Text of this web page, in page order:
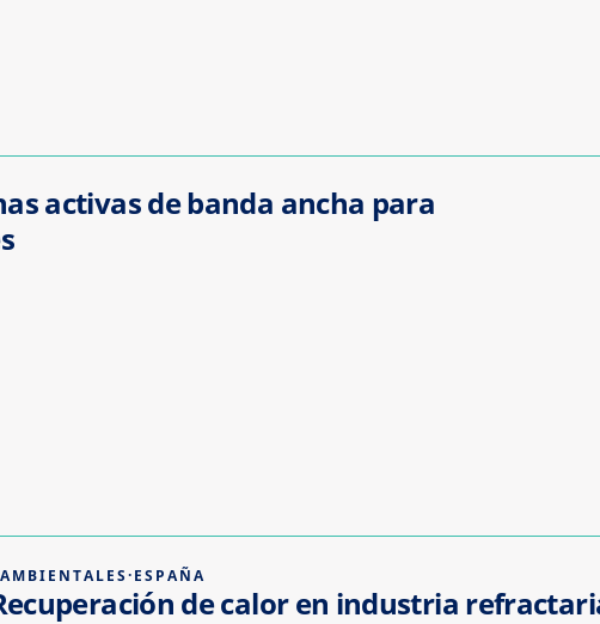
activas de banda ancha para
·ESPAÑA
de calor en industria